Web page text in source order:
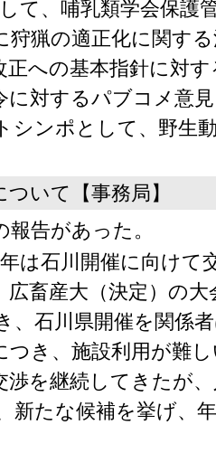
て、哺乳類学会保護
狩猟の適正化に関す
正への基本指針に対
に対するパブコメ意
シンポとして、野生
いて【事務局】
告があった。
は石川開催に向けて
畜産大（決定）の
、石川県開催を関係
つき、施設利用が難
渉を継続してきたが
新たな候補を挙げ、